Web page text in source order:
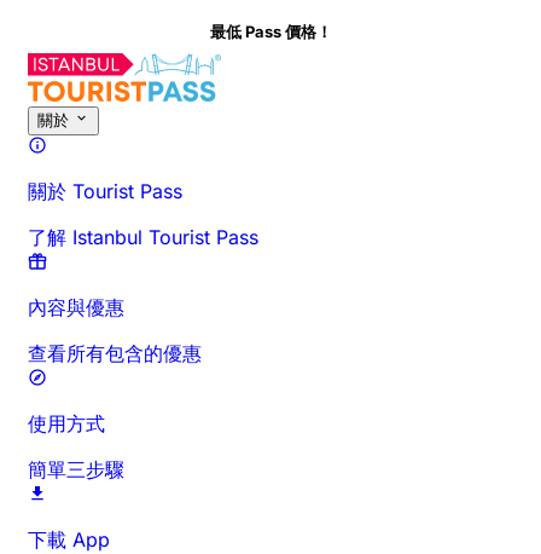
最低 Pass 價格！
關於
關於 Tourist Pass
了解 Istanbul Tourist Pass
內容與優惠
查看所有包含的優惠
使用方式
簡單三步驟
下載 App
時間與時長 詳細介紹 行前須知